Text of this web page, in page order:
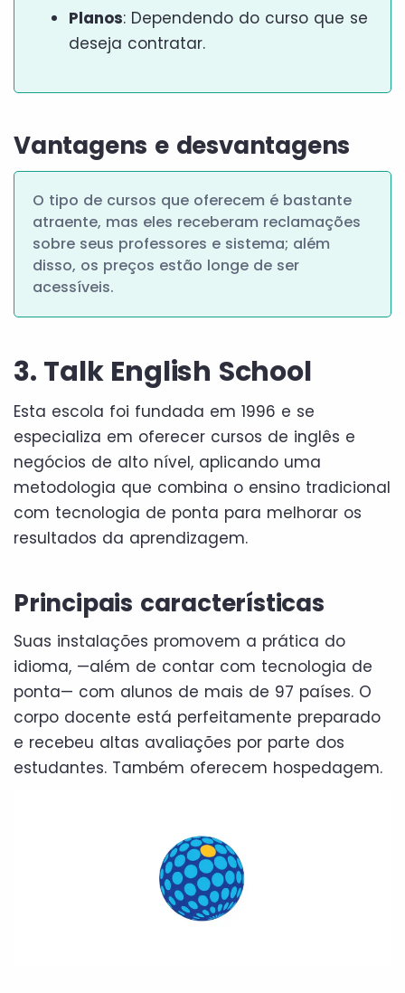
Planos: Dependendo do curso que se
deseja contratar.
Vantagens e desvantagens
O tipo de cursos que oferecem é bastante
atraente, mas eles receberam reclamações
sobre seus professores e sistema; além
disso, os preços estão longe de ser
acessíveis.
3. Talk English School
Esta escola foi fundada em 1996 e se
especializa em oferecer cursos de inglês e
negócios de alto nível, aplicando uma
metodologia que combina o ensino tradicional
com tecnologia de ponta para melhorar os
resultados da aprendizagem.
Principais características
Suas instalações promovem a prática do
idioma, —além de contar com tecnologia de
ponta— com alunos de mais de 97 países. O
corpo docente está perfeitamente preparado
e recebeu altas avaliações por parte dos
estudantes. Também oferecem hospedagem.